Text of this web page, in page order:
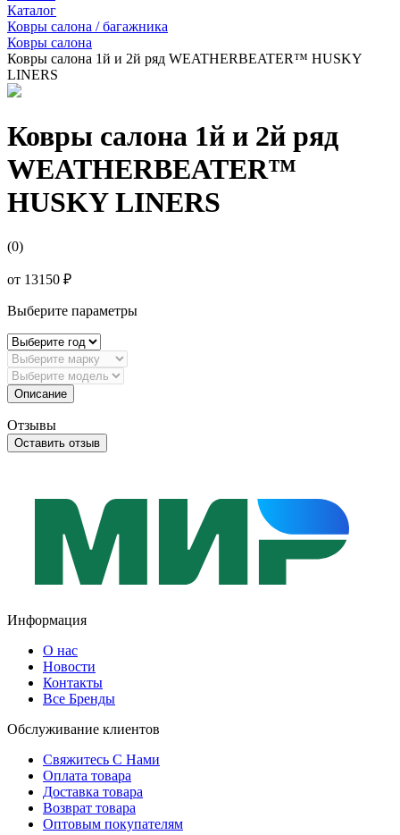
Каталог
Ковры салона / багажника
Ковры салона
Ковры салона 1й и 2й ряд WEATHERBEATER™ HUSKY
LINERS
Ковры салона 1й и 2й ряд
WEATHERBEATER™
HUSKY LINERS
(0)
от 13150 ₽
Выберите параметры
Описание
Отзывы
Оставить отзыв
Информация
О нас
Новости
Контакты
Все Бренды
Обслуживание клиентов
Свяжитесь С Нами
Оплата товара
Доставка товара
Возврат товара
Оптовым покупателям